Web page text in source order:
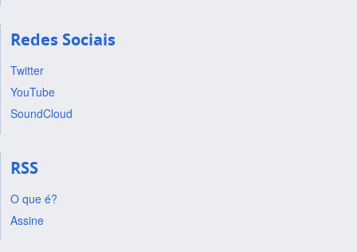
Redes Sociais
Twitter
YouTube
SoundCloud
RSS
O que é?
Assine